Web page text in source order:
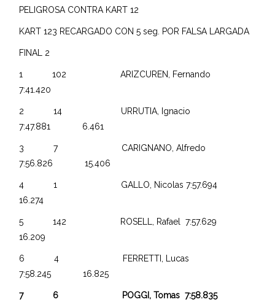
PELIGROSA CONTRA KART 12
KART 123 RECARGADO CON 5 seg. POR FALSA LARGADA
FINAL 2
1 102 ARIZCUREN, Fernando
7:41.420
2 14 URRUTIA, Ignacio
7:47.881 6.461
3 7 CARIGNANO, Alfredo
7:56.826 15.406
4 1 GALLO, Nicolas 7:57.694
16.274
5 142 ROSELL, Rafael 7:57.629
16.209
6 4 FERRETTI, Lucas
7:58.245 16.825
7 6 POGGI, Tomas 7:58.835